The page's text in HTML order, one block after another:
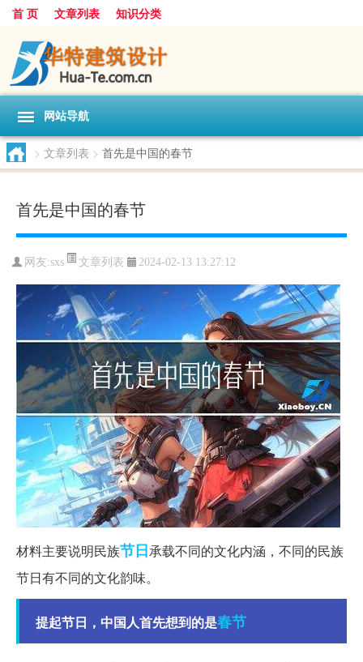
首 页 文章列表 知识分类
网站导航
> 文章列表 > 首先是中国的春节
首先是中国的春节
网友:sxs 文章列表 2024-02-13 13:27:12
材料主要说明民族节日承载不同的文化内涵，不同的民族
节日有不同的文化韵味。
提起节日，中国人首先想到的是春节